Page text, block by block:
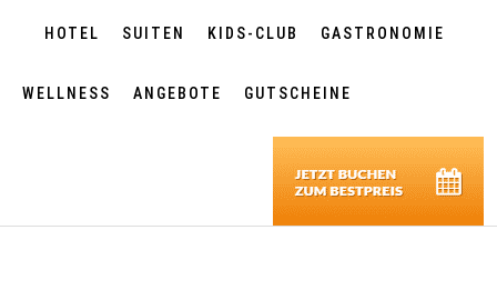
HOTEL SUITEN KIDS-CLUB GASTRONOMIE
WELLNESS ANGEBOTE GUTSCHEINE